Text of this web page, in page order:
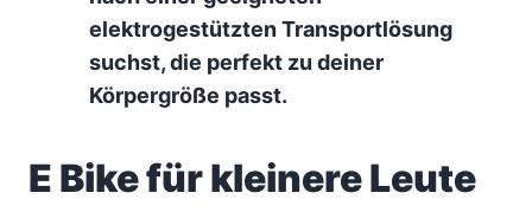
elektrogestützten Transportlösung
suchst, die perfekt zu deiner
Körpergröße passt.
E Bike für kleinere Leute